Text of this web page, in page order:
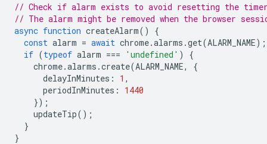
// Check if alarm exists to avoid resetting the
// The alarm might be removed when the browser
async function createAlarm()
{
const alarm = await chrome.alarms .get(ALARM_NAME);
if (typeof alarm === 'undefined' )
{
chrome.alarms .create(ALARM_NAME,
{
delayInMinutes : 1 ,
periodInMinutes :
1440
});
updateTip();
}
}